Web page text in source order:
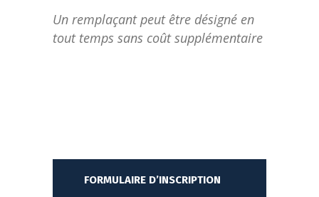
Un remplaçant peut être désigné en
tout temps sans coût supplémentaire
FORMULAIRE D’INSCRIPTION